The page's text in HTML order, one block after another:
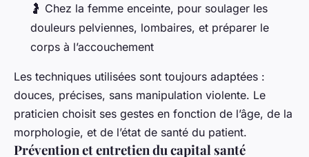
🤰 Chez la femme enceinte, pour soulager les
douleurs pelviennes, lombaires, et préparer le
corps à l’accouchement
Les techniques utilisées sont toujours adaptées :
douces, précises, sans manipulation violente. Le
praticien choisit ses gestes en fonction de l’âge, de la
morphologie, et de l’état de santé du patient.
Prévention et entretien du capital santé